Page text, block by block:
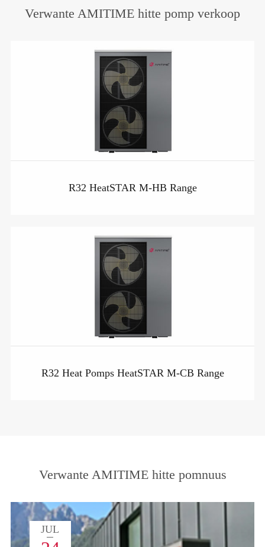
Verwante AMITIME hitte pomp verkoop
R32 HeatSTAR M-HB Range
R32 Heat Pomps HeatSTAR M-CB Range
Verwante AMITIME hitte pomnuus
JUL